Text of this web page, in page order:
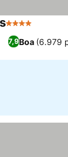
4 Estrelas
7,9Boa (6.979